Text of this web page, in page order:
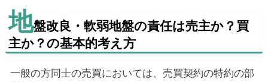
地盤改良・軟弱地盤の責任は売主か？買
主か？の基本的考え方
一般の方同士の売買においては、売買契約の特約の部